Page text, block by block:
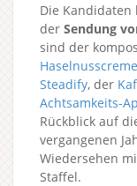
Die Kandidaten
der Sendung
sind der
Steadify, der
Achtsamkeits-
Rückblick auf
vergangenen
Wiedersehen
Staffel.